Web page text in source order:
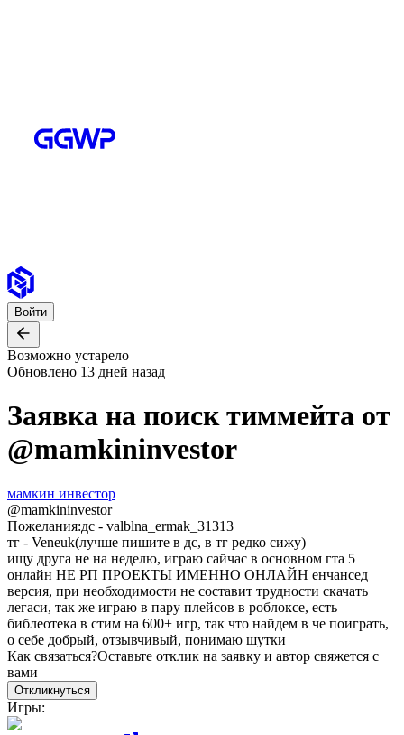
Войти
Возможно устарело
Обновлено 13 дней назад
Заявка на поиск тиммейта от
@mamkininvestor
мамкин инвестор
@mamkininvestor
Пожелания:дс - valblna_ermak_31313
тг - Veneuk(лучше пишите в дс, в тг редко сижу)
ищу друга не на неделю, играю сайчас в основном гта 5
онлайн НЕ РП ПРОЕКТЫ ИМЕННО ОНЛАЙН енчансед
версия, при необходимости не составит трудности скачать
легаси, так же играю в пару плейсов в роблоксе, есть
библеотека в стим на 600+ игр, так что найдем в че поиграть,
о себе добрый, отзывчивый, понимаю шутки
Как связаться?Оставьте отклик на заявку и автор свяжется с
вами
Откликнуться
Игры: